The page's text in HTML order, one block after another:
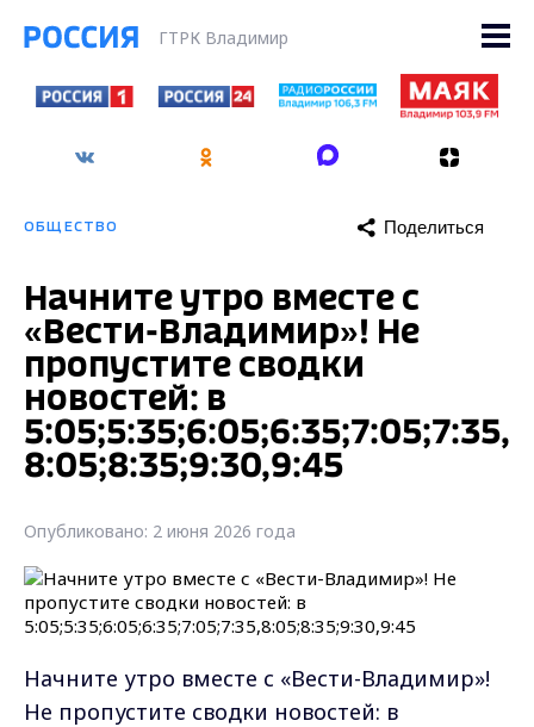
ГТРК Владимир
ОБЩЕСТВО Поделиться
Начните утро вместе с
«Вести-Владимир»! Не
пропустите сводки
новостей: в
5:05;5:35;6:05;6:35;7:05;7:35,
8:05;8:35;9:30,9:45
Опубликовано: 2 июня 2026 года
Начните утро вместе с «Вести-Владимир»!
Не пропустите сводки новостей: в